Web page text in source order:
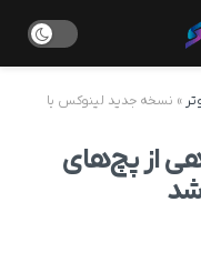
» نسخه جدید لینوکس با
از پچ‌های